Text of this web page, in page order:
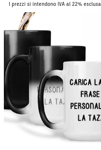
I prezzi si intendono IVA al 22% esclusa